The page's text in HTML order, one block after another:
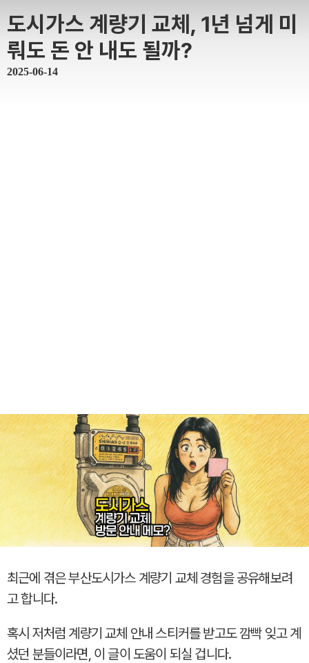
도시가스 계량기 교체, 1년 넘게 미
뤄도 돈 안 내도 될까?
2025-06-14
최근에 겪은 부산도시가스 계량기 교체 경험을 공유해보려
고 합니다.
혹시 저처럼 계량기 교체 안내 스티커를 받고도 깜빡 잊고 계
셨던 분들이라면, 이 글이 도움이 되실 겁니다.